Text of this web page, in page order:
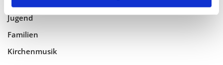
Jugend
Familien
Kirchenmusik